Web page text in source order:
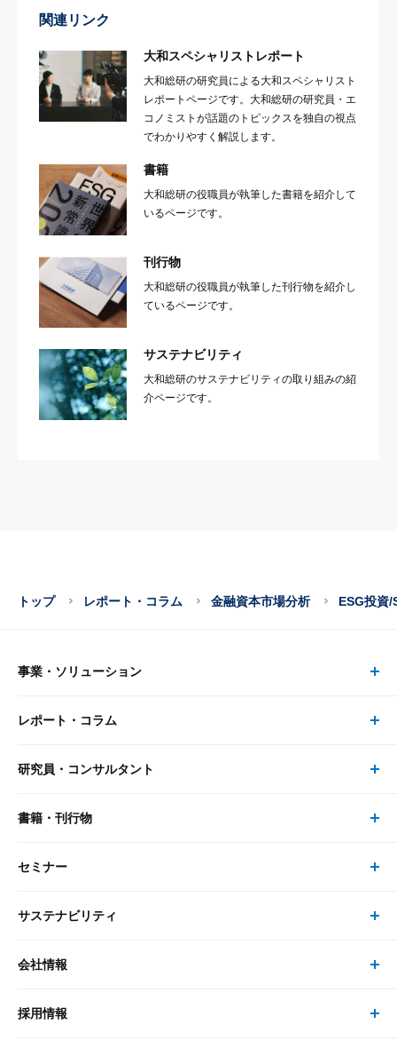
関連リンク
大和スペシャリストレポート
大和総研の研究員による大和スペシャリスト
レポートページです。大和総研の研究員・エ
コノミストが話題のトピックスを独自の視点
でわかりやすく解説します。
書籍
大和総研の役職員が執筆した書籍を紹介して
いるページです。
刊行物
大和総研の役職員が執筆した刊行物を紹介し
ているページです。
サステナビリティ
大和総研のサステナビリティの取り組みの紹
介ページです。
トップ レポート・コラム 金融資本市場分析 ESG投資/
事業・ソリューション
事業・ソリューション トップ
リサーチ
大和総研の強み
レポート・コラム
レポート・コラム トップ
最新のレポート・コラム
研究員・コンサルタント
研究員・コンサルタント トップ
研究員
書籍・刊行物
書籍・刊行物 トップ
書籍
セミナー
セミナー トップ
現在受付中のセミナー・イベント
サステナビリティ
サステナビリティの取り組み
次世代社会への貢献
会社情報
会社情報 トップ
採用情報